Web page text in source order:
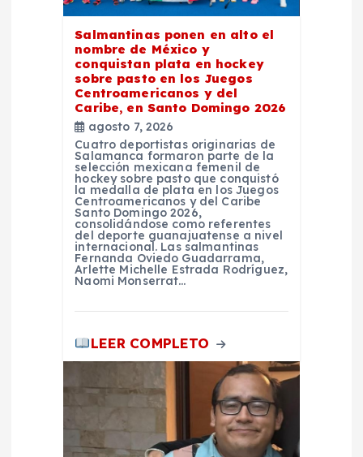
Salmantinas ponen en alto el
nombre de México y
conquistan plata en hockey
sobre pasto en los Juegos
Centroamericanos y del
Caribe, en Santo Domingo 2026
agosto 7, 2026
Cuatro deportistas originarias de
Salamanca formaron parte de la
selección mexicana femenil de
hockey sobre pasto que conquistó
la medalla de plata en los Juegos
Centroamericanos y del Caribe
Santo Domingo 2026,
consolidándose como referentes
del deporte guanajuatense a nivel
internacional. Las salmantinas
Fernanda Oviedo Guadarrama,
Arlette Michelle Estrada Rodríguez,
Naomi Monserrat…
LEER COMPLETO